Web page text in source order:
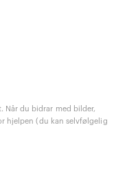
Når du bidrar med bilder,
hjelpen (du kan selvfølgelig